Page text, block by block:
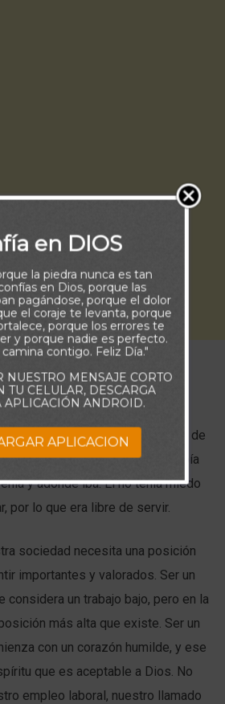
seguras pueden ser
Jesús pudo ponerse una toalla de
de Sus discípulos porque Él sabía
y adónde iba. Él no tenía miedo
por lo que era libre de servir.
sociedad necesita una posición
importantes y valorados. Ser un
considera un trabajo bajo, pero en la
más alta que existe. Ser un
con un corazón humilde, y ese
que es aceptable a Dios. No
empleo laboral, nuestro llamado
en DIOS
la piedra nunca es tan
en Dios, porque las
pagándose, porque el dolor
el coraje te levanta, porque
porque los errores te
y porque nadie es perfecto.
contigo. Feliz Día."
NUESTRO MENSAJE CORTO
TU CELULAR, DESCARGA
APLICACIÓN ANDROID.
APLICACION